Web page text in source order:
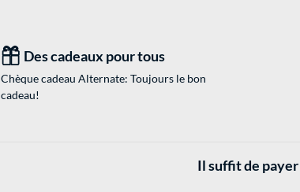
Des cadeaux pour tous
Chèque cadeau Alternate: Toujours le bon
cadeau!
Il suffit de payer